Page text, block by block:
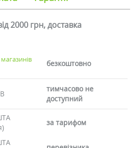
2000 грн, доставка
безкоштовно
тимчасово не
доступний
за тарифом